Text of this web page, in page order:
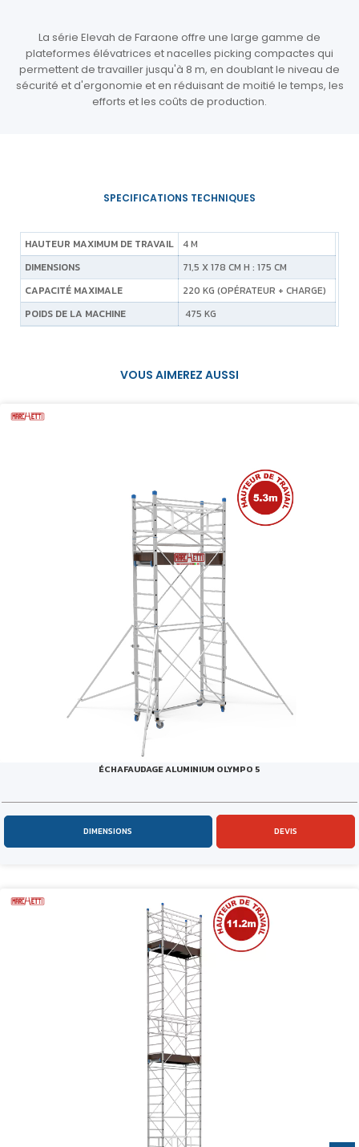
HAUTEUR MAXIMUM DE TRAVAIL
4 M
DIMENSIONS
71,5 X 178 CM H : 175 CM
CAPACITÉ MAXIMALE
220 KG (OPÉRATEUR + CHARGE)
POIDS DE LA MACHINE
475 KG
La série Elevah de Faraone offre une large gamme de
plateformes élévatrices et nacelles picking compactes qui
permettent de travailler jusqu'à 8 m, en doublant le niveau de
sécurité et d'ergonomie et en réduisant de moitié le temps, les
efforts et les coûts de production.
VOUS AIMEREZ AUSSI
ÉCHAFAUDAGE ALUMINIUM OLYMPO 5
DIMENSIONS DEVIS